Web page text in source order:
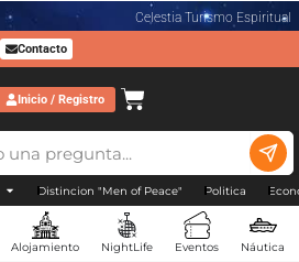
Celestia Turismo Espiritual
Contacto
Inicio / Registro
Distincion "Men of Peace" Politica
Alojamiento NightLife Eventos Náutica